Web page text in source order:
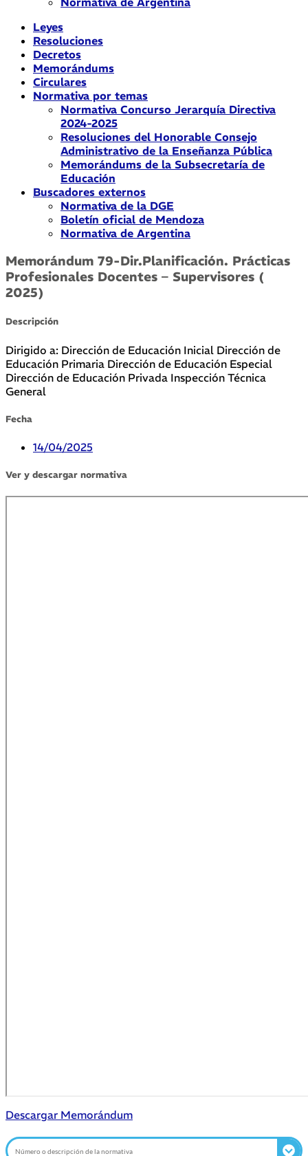
Leyes
Resoluciones
Decretos
Memorándums
Circulares
Normativa por temas
Normativa Concurso Jerarquía Directiva
2024-2025
Resoluciones del Honorable Consejo
Administrativo de la Enseñanza Pública
Memorándums de la Subsecretaría de
Educación
Buscadores externos
Normativa de la DGE
Boletín oficial de Mendoza
Normativa de Argentina
Memorándum 79-Dir.Planificación. Prácticas
Profesionales Docentes – Supervisores (
2025)
Descripción
Dirigido a: Dirección de Educación Inicial Dirección de
Educación Primaria Dirección de Educación Especial
Dirección de Educación Privada Inspección Técnica
General
Fecha
14/04/2025
Ver y descargar normativa
Descargar Memorándum